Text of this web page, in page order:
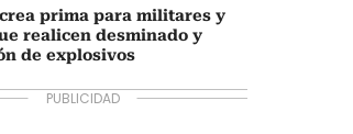
prima para militares y
realicen desminado y
de explosivos